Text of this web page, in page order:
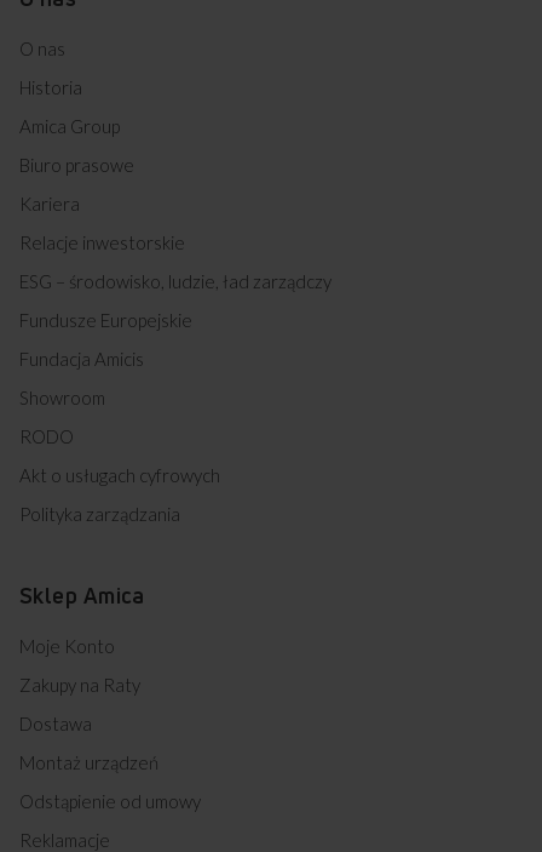
O nas
Historia
Amica Group
Biuro prasowe
Kariera
Relacje inwestorskie
ESG – środowisko, ludzie, ład zarządczy
Fundusze Europejskie
Fundacja Amicis
Showroom
RODO
Akt o usługach cyfrowych
Polityka zarządzania
Sklep Amica
Moje Konto
Zakupy na Raty
Dostawa
Montaż urządzeń
Odstąpienie od umowy
Reklamacje